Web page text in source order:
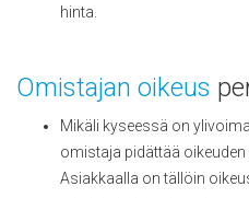
hinta.
Omistajan oikeus
Mikäli kyseessä on
omistaja pidättää
Asiakkaalla on tällöin